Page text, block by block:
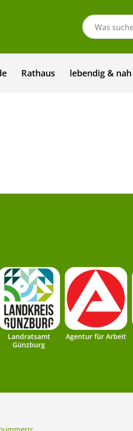
Rathaus lebendig & nah
Landratsamt
Günzburg
Agentur für Arbeit